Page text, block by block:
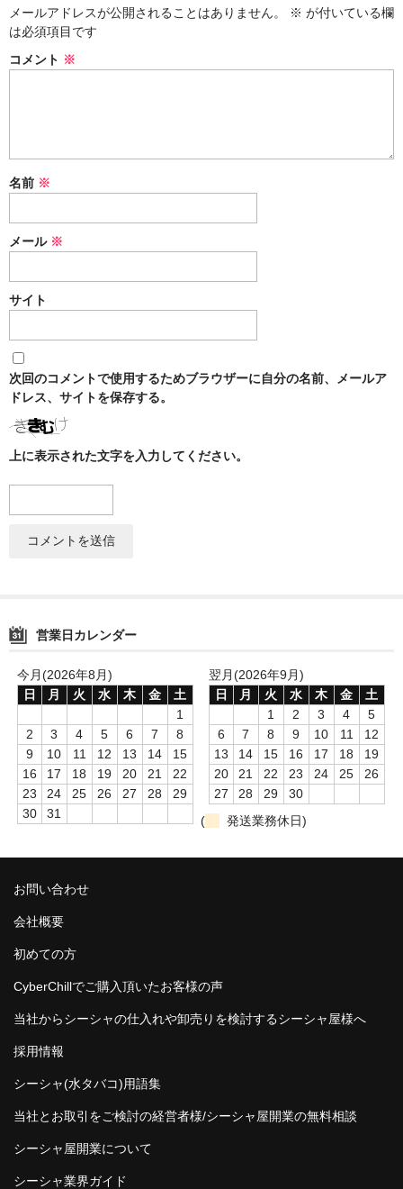
Social Smoke
FUMARI
Ugly
NirvanaSuperShisha
SPLIT
ZOMO
Tangiers
マウスピース
ベース（花瓶）
ヴェポライザー
PAX
DAVINCI
ZEUS
DOTMOD
Arizer
Tinymight
Dynavap
IH
グラインダー
メールアドレスが公開されることはありません。
※ が付いている欄
は必須項目です
コメント ※
名前 ※
メール ※
サイト
次回のコメントで使用するためブラウザーに自分の名前、メールア
ドレス、サイトを保存する。
上に表示された文字を入力してください。
営業日カレンダー
今月(2026年8月)
日
月 火 水 木 金
土
1
2
3 4 5 6 7
8
9
10 11 12 13 14
15
16
17 18 19 20 21
22
23
24 25 26 27 28
29
30
31
翌月(2026年9月)
日
月 火 水 木 金
土
1
2 3 4
5
6
7 8 9 10 11
12
13
14 15 16 17 18
19
20
21 22 23 24 25
26
27
28 29
30
(
発送業務休日)
お問い合わせ
会社概要
初めての方
CyberChillでご購入頂いたお客様の声
当社からシーシャの仕入れや卸売りを検討するシーシャ屋様へ
採用情報
シーシャ(水タバコ)用語集
当社とお取引をご検討の経営者様/シーシャ屋開業の無料相談
シーシャ屋開業について
シーシャ業界ガイド